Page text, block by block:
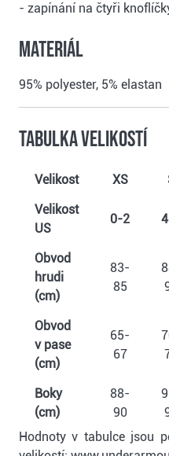
- zapínání na čtyři
Materiál
95% polyester, 5% elastan
Tabulka velikostí
Velikost XS
Velikost
US
0-2
Obvod
hrudi
(cm)
83-
85
Obvod
v pase
(cm)
65-
67
Boky
(cm)
88-
90
Hodnoty v tabulce jsou